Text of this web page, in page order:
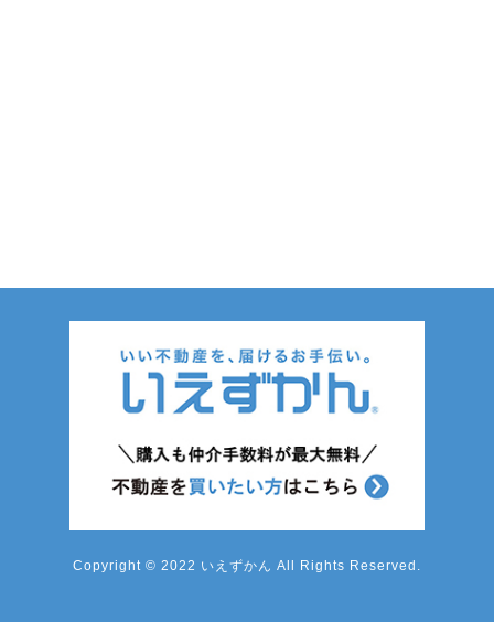
Copyright © 2022 いえずかん All Rights Reserved.